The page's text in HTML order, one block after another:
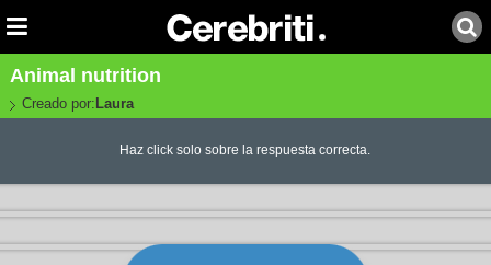
Animal nutrition
Creado por: Laura
Haz click solo sobre la respuesta correcta.